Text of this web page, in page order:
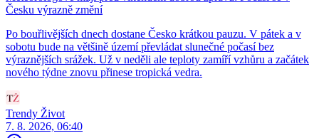
Česku výrazně změní
Po bouřlivějších dnech dostane Česko krátkou pauzu. V pátek a v
sobotu bude na většině území převládat slunečné počasí bez
výraznějších srážek. Už v neděli ale teploty zamíří vzhůru a začátek
nového týdne znovu přinese tropická vedra.
Trendy Život
7. 8. 2026, 06:40